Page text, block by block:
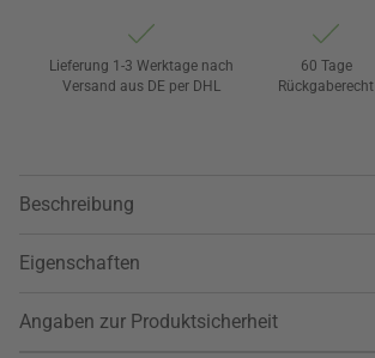
Lieferung 1-3 Werktage nach
Versand aus DE per DHL
60 Tage
Rückgaberecht
Beschreibung
Eigenschaften
Angaben zur Produktsicherheit